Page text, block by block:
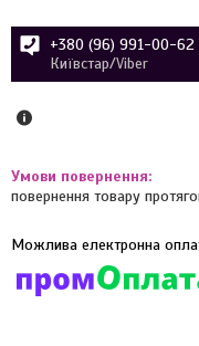
+380 (96) 991-00-62
Київстар/Viber
повернення товару